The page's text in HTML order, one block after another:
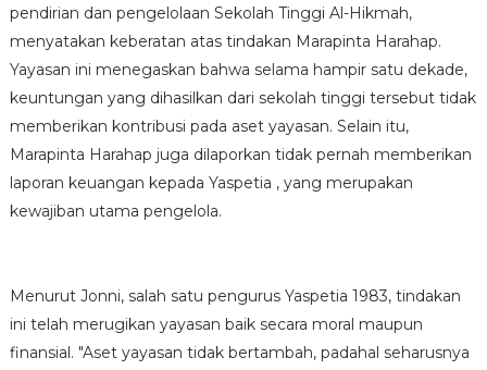
pendirian dan pengelolaan Sekolah Tinggi Al-Hikmah,
menyatakan keberatan atas tindakan Marapinta Harahap.
Yayasan ini menegaskan bahwa selama hampir satu dekade,
keuntungan yang dihasilkan dari sekolah tinggi tersebut tidak
memberikan kontribusi pada aset yayasan. Selain itu,
Marapinta Harahap juga dilaporkan tidak pernah memberikan
laporan keuangan kepada Yaspetia , yang merupakan
kewajiban utama pengelola.
Menurut Jonni, salah satu pengurus Yaspetia 1983, tindakan
ini telah merugikan yayasan baik secara moral maupun
finansial. "Aset yayasan tidak bertambah, padahal seharusnya